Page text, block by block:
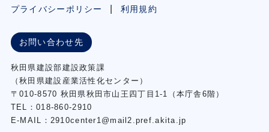
プライバシーポリシー
利用規約
お問い合わせ先
秋⽥県建設部建設政策課
（秋⽥県建設産業活性化センター）
〒010-8570 秋田県秋田市⼭王四丁⽬1-1（本庁舎6階）
TEL：018-860-2910
E-MAIL：2910center1@mail2.pref.akita.jp